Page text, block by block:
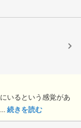
いるという感覚があ
続きを読む